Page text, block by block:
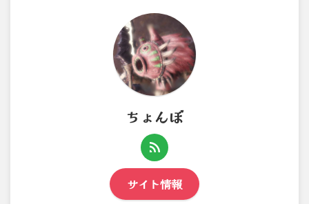
ちょんぼ
サイト情報